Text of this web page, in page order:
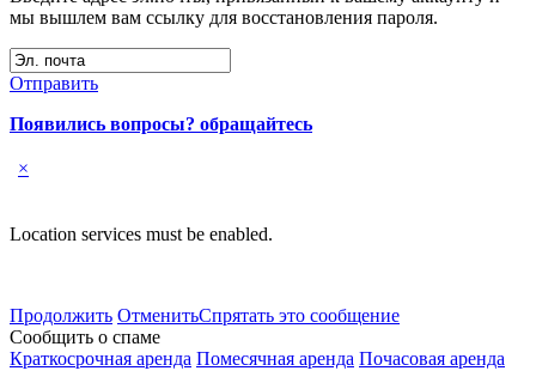
мы вышлем вам ссылку для восстановления пароля.
Отправить
Появились вопросы? обращайтесь
×
Location services must be enabled.
Продолжить ОтменитьСпрятать это сообщение
Сообщить о спаме
Краткосрочная аренда Помесячная аренда Почасовая аренда